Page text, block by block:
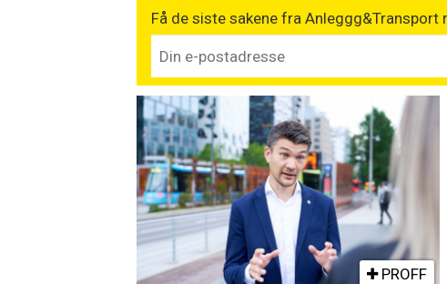
Få de siste sakene fra Anleggg&Transport
PROFF